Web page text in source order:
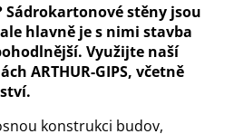
Sádrokartonové stěny jsou
hlavně je s nimi stavba
Využijte naší
ARTHUR-GIPS, včetně
konstrukci budov,